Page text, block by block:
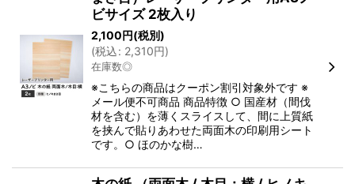
ビサイズ 2枚入り
2,100円(税別)
(税込: 2,310円)
在庫数◎
※こちらの商品はクーポン割引対象外です ※
メール便不可商品 商品特徴 ○ 国産材（間伐
材を含む）を薄くスライスして、間に上質紙
を挟んで貼りあわせた両面木の印刷用シート
です。○ ほのかな樹…